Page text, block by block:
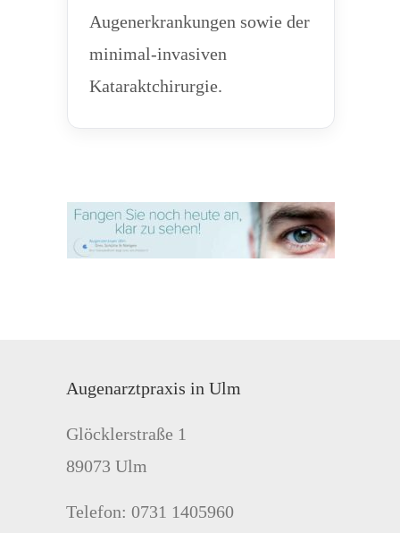
Augenerkrankungen sowie der
minimal-invasiven
Kataraktchirurgie.
Augenarztpraxis in Ulm
Glöcklerstraße 1
89073 Ulm
Telefon: 0731 1405960